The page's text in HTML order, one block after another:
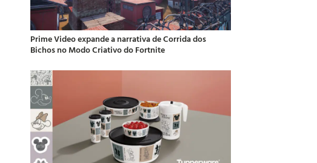
Prime Video expande a narrativa de Corrida dos
Bichos no Modo Criativo do Fortnite